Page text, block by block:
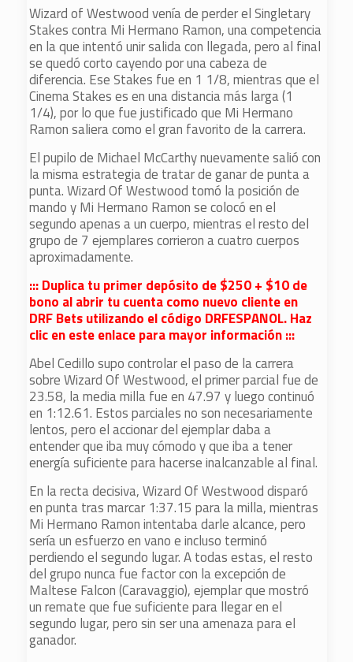
Wizard of Westwood venía de perder el Singletary
Stakes contra Mi Hermano Ramon, una competencia
en la que intentó unir salida con llegada, pero al final
se quedó corto cayendo por una cabeza de
diferencia. Ese Stakes fue en 1 1/8, mientras que el
Cinema Stakes es en una distancia más larga (1
1/4), por lo que fue justificado que Mi Hermano
Ramon saliera como el gran favorito de la carrera.
El pupilo de Michael McCarthy nuevamente salió con
la misma estrategia de tratar de ganar de punta a
punta. Wizard Of Westwood tomó la posición de
mando y Mi Hermano Ramon se colocó en el
segundo apenas a un cuerpo, mientras el resto del
grupo de 7 ejemplares corrieron a cuatro cuerpos
aproximadamente.
::: Duplica tu primer depósito de $250 + $10 de
bono al abrir tu cuenta como nuevo cliente en
DRF Bets utilizando el código DRFESPANOL. Haz
clic en este enlace para mayor información :::
Abel Cedillo supo controlar el paso de la carrera
sobre Wizard Of Westwood, el primer parcial fue de
23.58, la media milla fue en 47.97 y luego continuó
en 1:12.61. Estos parciales no son necesariamente
lentos, pero el accionar del ejemplar daba a
entender que iba muy cómodo y que iba a tener
energía suficiente para hacerse inalcanzable al final.
En la recta decisiva, Wizard Of Westwood disparó
en punta tras marcar 1:37.15 para la milla, mientras
Mi Hermano Ramon intentaba darle alcance, pero
sería un esfuerzo en vano e incluso terminó
perdiendo el segundo lugar. A todas estas, el resto
del grupo nunca fue factor con la excepción de
Maltese Falcon (Caravaggio), ejemplar que mostró
un remate que fue suficiente para llegar en el
segundo lugar, pero sin ser una amenaza para el
ganador.